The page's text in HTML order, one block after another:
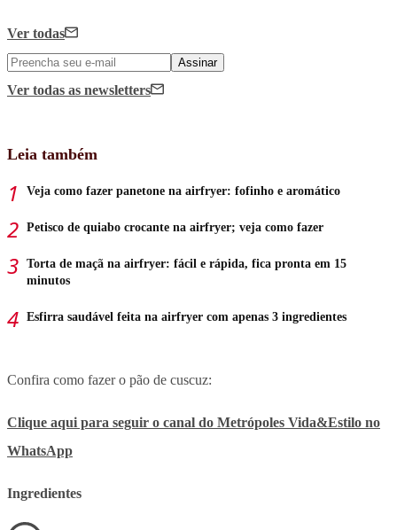
Ver todas
Assinar
Ver todas as newsletters
Leia também
Veja como fazer panetone na airfryer: fofinho e aromático
Petisco de quiabo crocante na airfryer; veja como fazer
Torta de maçã na airfryer: fácil e rápida, fica pronta em 15
minutos
Esfirra saudável feita na airfryer com apenas 3 ingredientes
Confira como fazer o pão de cuscuz:
Clique aqui para seguir o canal do Metrópoles Vida&Estilo no
WhatsApp
Ingredientes